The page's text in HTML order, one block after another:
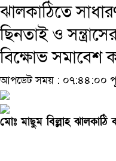
ঝালকাঠিতে
ছিনতাই ও
বিক্ষোভ সমাবেশ
আপডেট সময় : ০৭:৪৪:০০
মোঃ মাছুম বিল্লাহ ঝালকাঠি